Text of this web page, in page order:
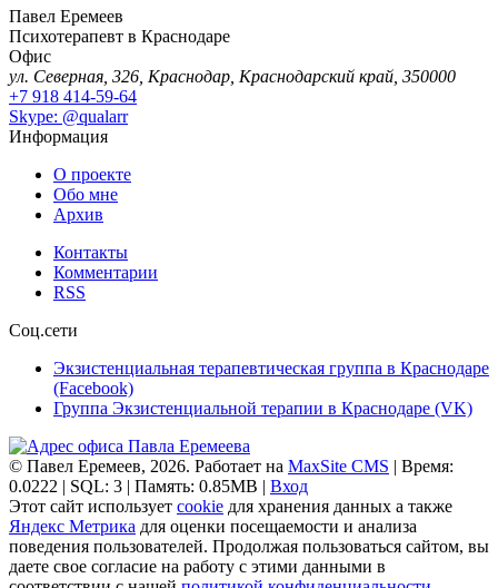
Павел Еремеев
Психотерапевт в Краснодаре
Офис
ул. Северная, 326, Краснодар, Краснодарский край, 350000
+7 918 414-59-64
Skype: @qualarr
Информация
О проекте
Обо мне
Архив
Контакты
Комментарии
RSS
Соц.сети
Экзистенциальная терапевтическая группа в Краснодаре
(Facebook)
Группа Экзистенциальной терапии в Краснодаре (VK)
© Павел Еремеев, 2026. Работает на MaxSite CMS | Время:
0.0222 | SQL: 3 | Память: 0.85MB
Вход
Этот сайт использует cookie для хранения данных а также
Яндекс Метрика для оценки посещаемости и анализа
поведения пользователей. Продолжая пользоваться сайтом, вы
даете свое согласие на работу с этими данными в